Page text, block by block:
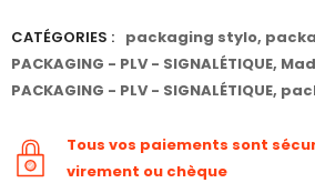
CATÉGORIES : packaging stylo,
PACKAGING - PLV - SIGNALÉTIQUE,
PACKAGING - PLV - SIGNALÉTIQUE,
Tous vos paiements sont
virement ou chèque